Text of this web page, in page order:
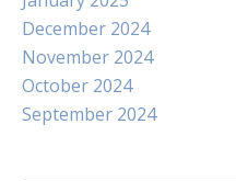
December 2024
November 2024
October 2024
September 2024